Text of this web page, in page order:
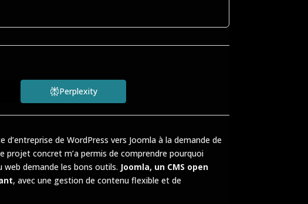
Perplexity
de WordPress vers Joomla à la demande de
projet concret m’a permis de comprendre pourquoi
web demande les bons outils. Joomla, un CMS open
, avec une gestion de contenu flexible et de